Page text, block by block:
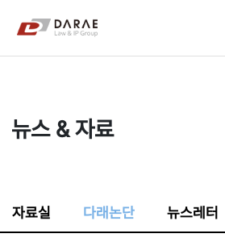
메인 메뉴 바로가기
뉴스 & 자료
자료실 다래논단 뉴스레터